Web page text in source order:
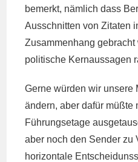
bemerkt, nämlich dass
Ausschnitten von Zitaten
Zusammenhang
politische Kernaussagen
Gerne würden wir unsere
ändern, aber dafür müßte
Führungsetage
aber noch den Sender zu
horizontale